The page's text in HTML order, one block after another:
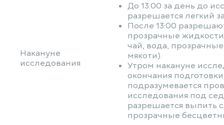
Накануне
исследования
До 13:00 за день до
разрешается легкий
После 13:00
прозрачные
чай, вода,
мякоти).
Утром накануне
окончания
подразумевается
исследования под
разрешается выпить
прозрачные